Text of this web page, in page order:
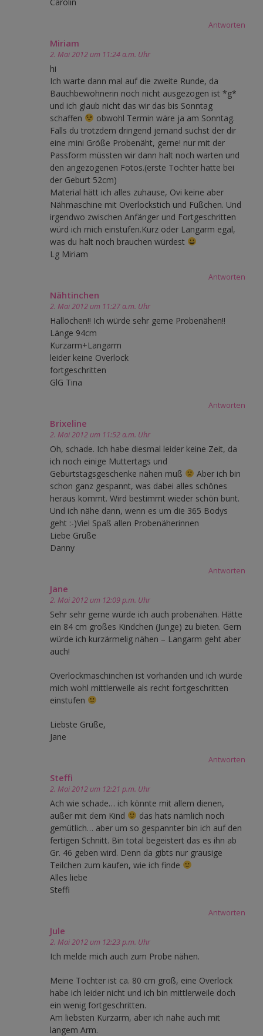
Antworten
Miriam
2. Mai 2012 um 11:24 a.m. Uhr
hi
Ich warte dann mal auf die zweite Runde, da
Bauchbewohnerin noch nicht ausgezogen ist *g*
und ich glaub nicht das wir das bis Sonntag
schaffen
obwohl Termin wäre ja am Sonntag.
Falls du trotzdem dringend jemand suchst der dir
eine mini Größe Probenäht, gerne! nur mit der
Passform müssten wir dann halt noch warten und
den angezogenen Fotos.(erste Tochter hatte bei
der Geburt 52cm)
Material hätt ich alles zuhause, Ovi keine aber
Nähmaschine mit Overlockstich und Füßchen. Und
irgendwo zwischen Anfänger und Fortgeschritten
würd ich mich einstufen.Kurz oder Langarm egal,
was du halt noch brauchen würdest
Lg Miriam
Antworten
Nähtinchen
2. Mai 2012 um 11:27 a.m. Uhr
Hallöchen!! Ich würde sehr gerne Probenähen!!
Länge 94cm
Kurzarm+Langarm
leider keine Overlock
fortgeschritten
GlG Tina
Antworten
Brixeline
2. Mai 2012 um 11:52 a.m. Uhr
Oh, schade. Ich habe diesmal leider keine Zeit, da
ich noch einige Muttertags und
Geburtstagsgeschenke nähen muß
Aber ich bin
schon ganz gespannt, was dabei alles schönes
heraus kommt. Wird bestimmt wieder schön bunt.
Und ich nähe dann, wenn es um die 365 Bodys
geht :-)Viel Spaß allen Probenäherinnen
Liebe Grüße
Danny
Antworten
Jane
2. Mai 2012 um 12:09 p.m. Uhr
Sehr sehr gerne würde ich auch probenähen. Hätte
ein 84 cm großes Kindchen (Junge) zu bieten. Gern
würde ich kurzärmelig nähen – Langarm geht aber
auch!
Overlockmaschinchen ist vorhanden und ich würde
mich wohl mittlerweile als recht fortgeschritten
einstufen
Liebste Grüße,
Jane
Antworten
Steffi
2. Mai 2012 um 12:21 p.m. Uhr
Ach wie schade… ich könnte mit allem dienen,
außer mit dem Kind
das hats nämlich noch
gemütlich… aber um so gespannter bin ich auf den
fertigen Schnitt. Bin total begeistert das es ihn ab
Gr. 46 geben wird. Denn da gibts nur grausige
Teilchen zum kaufen, wie ich finde
Alles liebe
Steffi
Antworten
Jule
2. Mai 2012 um 12:23 p.m. Uhr
Ich melde mich auch zum Probe nähen.
Meine Tochter ist ca. 80 cm groß, eine Overlock
habe ich leider nicht und ich bin mittlerweile doch
ein wenig fortgeschritten.
Am liebsten Kurzarm, aber ich nähe auch mit
langem Arm.